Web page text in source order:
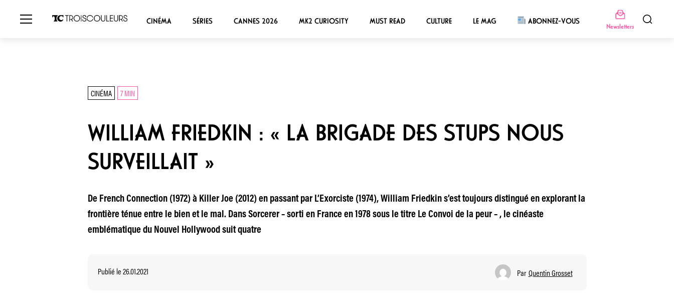
CINÉMA SÉRIES CANNES 2026 MK2 CURIOSITY MUST READ CULTURE LE MAG ABONNEZ-VOUS
Newsletters
CINÉMA 7 MIN
WILLIAM FRIEDKIN : « LA BRIGADE DES STUPS NOUS
SURVEILLAIT »
De French Connection (1972) à Killer Joe (2012) en passant par L’Exorciste (1974), William Friedkin s’est toujours distingué en explorant la
frontière ténue entre le bien et le mal. Dans Sorcerer – sorti en France en 1978 sous le titre Le Convoi de la peur – , le cinéaste
emblématique du Nouvel Hollywood suit quatre
Publié le 26.01.2021 Par Quentin Grosset